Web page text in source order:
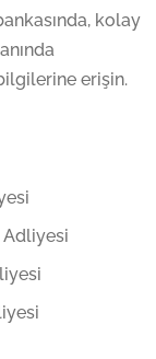
kolay
erişin.
Adliyesi